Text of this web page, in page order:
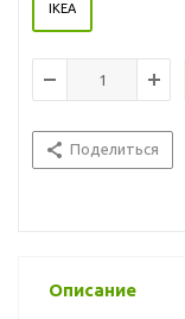
IKEA
Поделиться
Описание